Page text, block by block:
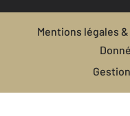
Mentions légales